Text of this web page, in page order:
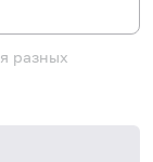
разных